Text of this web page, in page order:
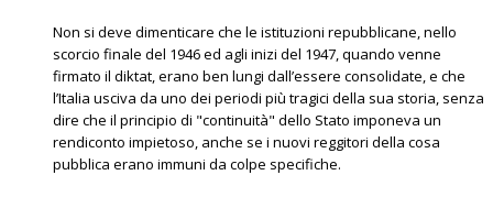
Non si deve dimenticare che le istituzioni repubblicane, nello
scorcio finale del 1946 ed agli inizi del 1947, quando venne
firmato il diktat, erano ben lungi dall’essere consolidate, e che
l’Italia usciva da uno dei periodi più tragici della sua storia, senza
dire che il principio di "continuità" dello Stato imponeva un
rendiconto impietoso, anche se i nuovi reggitori della cosa
pubblica erano immuni da colpe specifiche.